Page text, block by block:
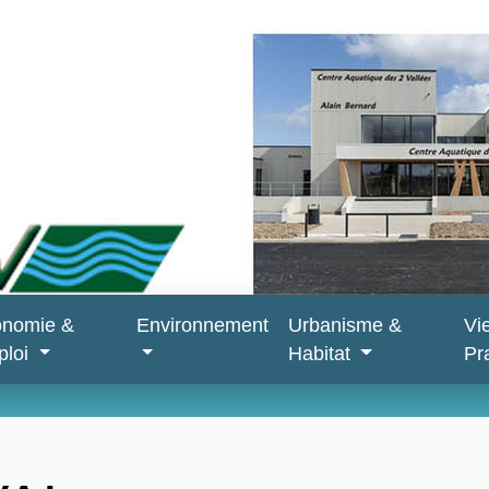
&
Environnement
Urbanisme &
Habitat